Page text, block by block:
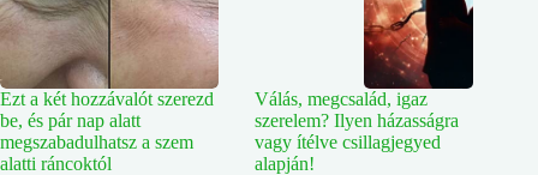
Ezt a két hozzávalót szerezd
be, és pár nap alatt
megszabadulhatsz a szem
alatti ráncoktól
Válás, megcsalád, igaz
szerelem? Ilyen házasságra
vagy ítélve csillagjegyed
alapján!